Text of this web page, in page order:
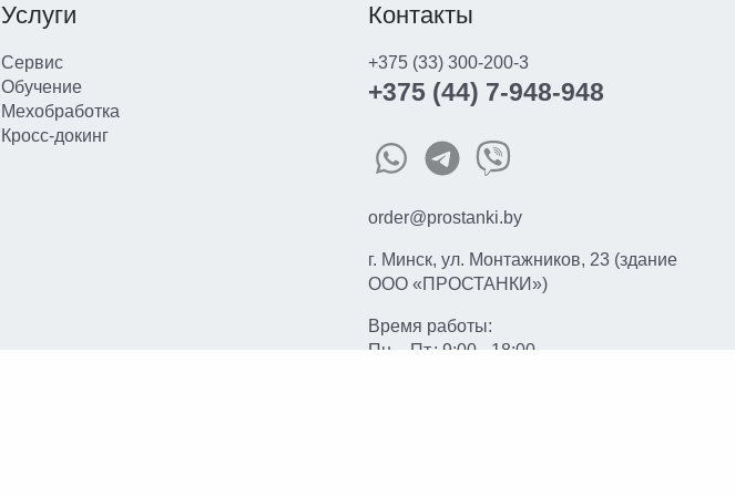
Услуги
Сервис
Обучение
Мехобработка
Кросс-докинг
Контакты
+375 (33) 300-200-3
+375 (44) 7-948-948
order@prostanki.by
г. Минск, ул. Монтажников, 23 (здание
ООО «ПРОСТАНКИ»)
Время работы:
Пн. - Пт.: 9:00 - 18:00